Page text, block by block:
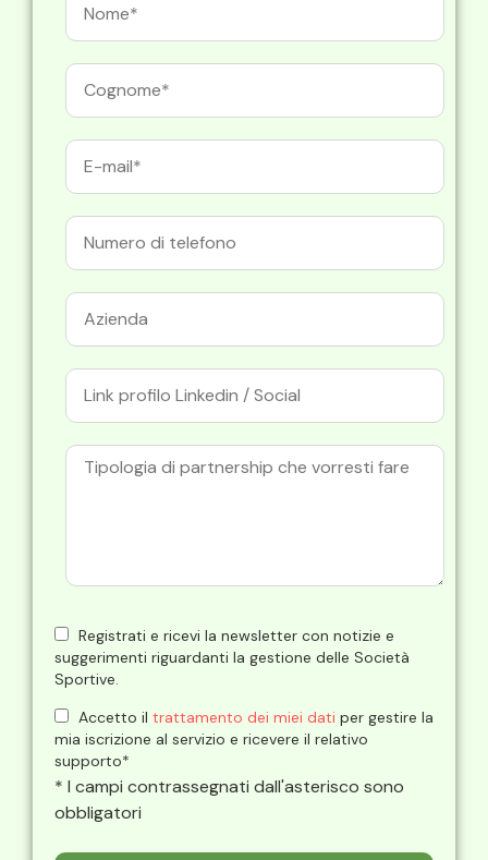
Registrati e ricevi la newsletter con notizie e
suggerimenti riguardanti la gestione delle Società
Sportive.
Accetto il trattamento dei miei dati per gestire la
mia iscrizione al servizio e ricevere il relativo
supporto*
* I campi contrassegnati dall'asterisco sono
obbligatori